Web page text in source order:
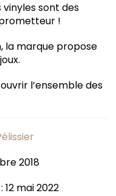
vinyles sont des
!
la marque propose
l’ensemble des
2018
mai 2022